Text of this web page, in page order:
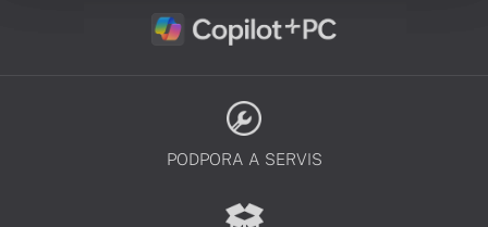
PODPORA A SERVIS